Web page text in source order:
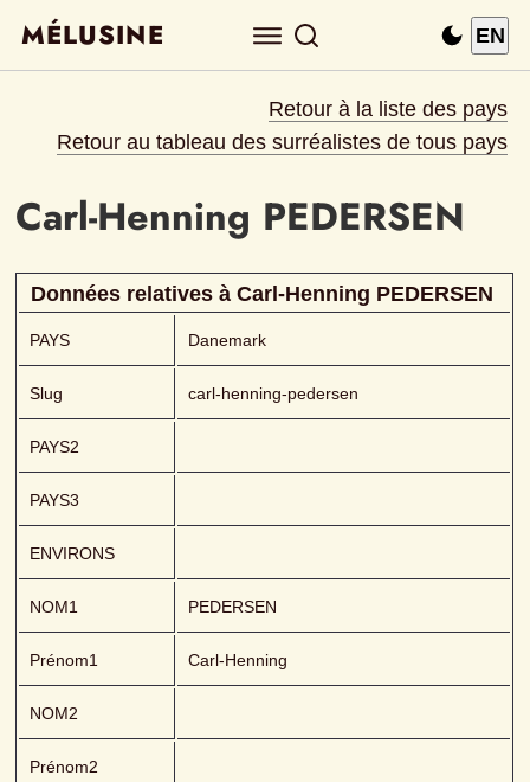
MÉLUSINE EN
Retour à la liste des pays
Retour au tableau des surréalistes de tous pays
Carl-Henning PEDERSEN
Données relatives à Carl-Henning PEDERSEN
PAYS Danemark
Slug carl-henning-pedersen
PAYS2
PAYS3
ENVIRONS
NOM1 PEDERSEN
Prénom1 Carl-Henning
NOM2
Prénom2